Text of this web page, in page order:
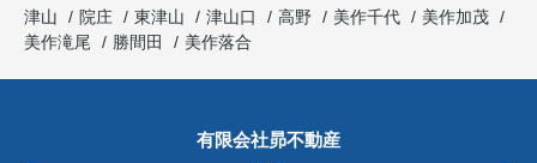
津山
院庄 東津山 津山口 高野 美作千代
美作加茂
美作滝尾
勝間田 美作落合
有限会社昴不動産